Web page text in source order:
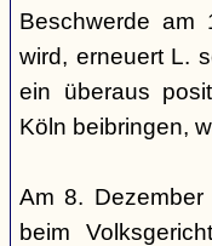
Beschwerde am
wird, erneuert L.
ein überaus
Köln beibringen,
Am 8. Dezember
beim